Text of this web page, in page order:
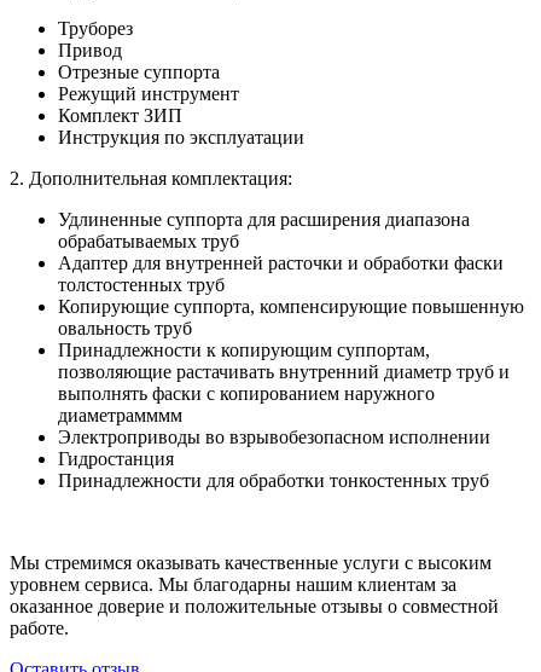
Труборез
Привод
Отрезные суппорта
Режущий инструмент
Комплект ЗИП
Инструкция по эксплуатации
2. Дополнительная комплектация:
Удлиненные суппорта для расширения диапазона
обрабатываемых труб
Адаптер для внутренней расточки и обработки фаски
толстостенных труб
Копирующие суппорта, компенсирующие повышенную
овальность труб
Принадлежности к копирующим суппортам,
позволяющие растачивать внутренний диаметр труб и
выполнять фаски с копированием наружного
диаметрамммм
Электроприводы во взрывобезопасном исполнении
Гидростанция
Принадлежности для обработки тонкостенных труб
Мы стремимся оказывать качественные услуги с высоким
уровнем сервиса. Мы благодарны нашим клиентам за
оказанное доверие и положительные отзывы о совместной
работе.